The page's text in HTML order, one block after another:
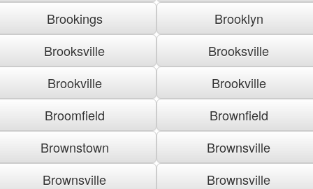
Brookings
Brooklyn
Brooksville
Brooksville
Brookville
Brookville
Broomfield
Brownfield
Brownstown
Brownsville
Brownsville
Brownsville